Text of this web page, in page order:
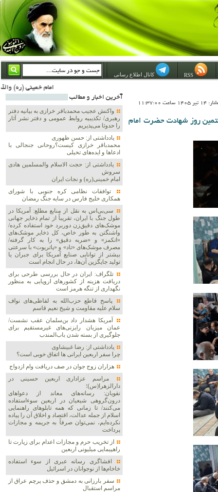
کانال اطلاع رسانی
امام خمینی (ره) والله اسلام تمامش سیاست است؛ ***** امام شهید: به گفتار امام و کردار امام اهتمام بورزید ***** امام خمینی(ره): ان شاء الله ما اندوه دلمان را در وقت مناسب با انتقام از امریکا و آل
11:37:00
روز شهادت حضرت امام
آخرين اخبار و مطالب
واکنش عجیب محمدباقر خرازی به بیانیه دفتر
رهبری/ تکذیبیه روابط عمومی و دفتر نشر آثار
را حدوثا می‌پذیریم
یادداشتی از: حسن ظهوری
محمدباقر خرازی کیست؟روحانی جنجالی با
ادعاها و ایده‌های تخیلی
یادداشتی از: حجت الاسلام والمسلمین هادی
سروش
امام خمینی(ره) و نجات ایران
توافقات نظامی کره جنوبی با شورای
همکاری خلیج فارس در سایه جنگ رمضان
سی‌بی‌اس به نقل از منابع مطلع: آمریکا در
طول جنگ با ایران، تقریباً از تمام ذخایر جهانی
موشک‌های دقیق‌زن دوربرد خود استفاده کرده/
واشنگتن به طور خاص، کل ذخایر موشک‌های
«اتکمز» و «ضربه دقیق» را به کار گرفته/
مصرف موشک‌های «تاد» و «پاتریوت» با سرعتی
بیشتر از توانایی صنایع آمریکا برای جبران یا
تولید جایگزین آن‌ها، در حال انجام است
تلگراف: ایران در حال بررسی طرحی برای
دریافت هزینه از کشورهای اروپایی به منظور
نگهداری از تنگه هرمز است
پاسخ قاطع حزب‌الله به لفاظی‌های نواف
سلام علیه مقاومت و شیخ نعیم قاسم
آمریکا هشدار داد بن‌سلمان عقب نشست/
عمان میزبان رایزنی‌های غیرمستقیم برای
جلوگیری از بسته شدن باب‌المندب
یادداشتی از: رضا غبیشاوی
چرا سفر اربعین ایرانی ها اتفاق خوبی است؟
هزاران زوج‌ جوان در صف دریافت وام ازدواج
مراسم عزاداری اربعین حسینی در
دارالزهرا(س)؛
نقویان: رسانه‌های معاند از دعواهای
درون‌گروهی شیعیان در اربعین سوءاستفاده
می‌کنند/ تا زمانی که همه تابلوهای راهنمایی
اسلام از جمله عدالت، اقتصاد و اخلاق آن را پیاده
نکرده‌ایم، نمی‌توان صرفاً به جریمه و مجازات
پرداخت
از تخریب حرم و مجازات اعدام برای زیارت تا
راهپیمایی میلیونی اربعین
افشاگری رسانه عبری از سوء استفاده
خاخام‌ها از نوجوانان در اسرائیل
سفر بارزانی به دمشق و حذف پرچم عراق از
مراسم استقبال